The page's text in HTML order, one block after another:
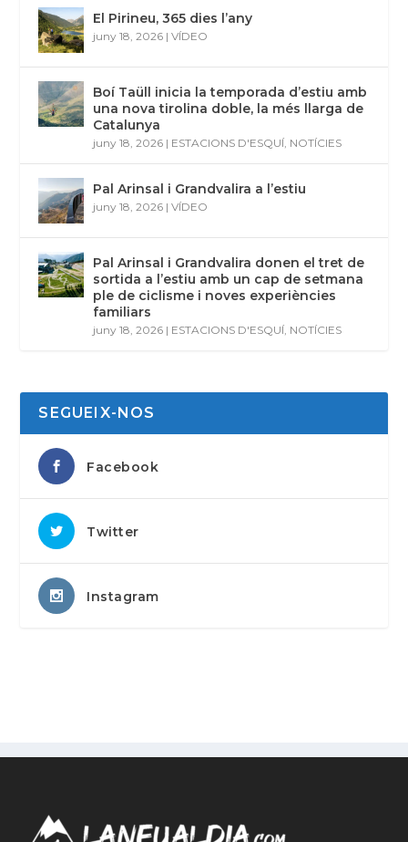
El Pirineu, 365 dies l’any
juny 18, 2026 |VÍDEO
Boí Taüll inicia la temporada d’estiu amb
una nova tirolina doble, la més llarga de
Catalunya
juny 18, 2026 | ESTACIONS D'ESQUÍ NOTÍCIES
Pal Arinsal i Grandvalira a l’estiu
juny 18, 2026 |VÍDEO
Pal Arinsal i Grandvalira donen el tret de
sortida a l’estiu amb un cap de setmana
ple de ciclisme i noves experiències
familiars
juny 18, 2026 | ESTACIONS D'ESQUÍ NOTÍCIES
SEGUEIX-NOS
Facebook
Twitter
Instagram